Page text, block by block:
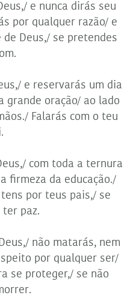
e nunca dirás seu
por qualquer razão/ e
Deus,/ se pretendes
e reservarás um dia
grande oração/ ao lado
Falarás com o teu
com toda a ternura
firmeza da educação./
por teus pais,/ se
paz.
não matarás, nem
por qualquer ser/
se proteger,/ se não